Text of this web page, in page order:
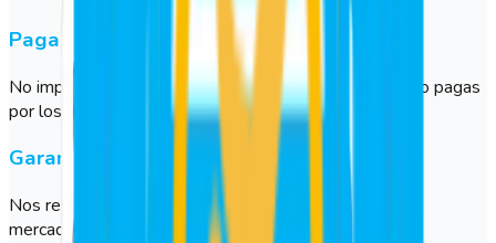
Paga sólo por lo que usas
No importa si tienes 10, 100 o 1,000 empleados; solo pagas
por los usuarios activos en el sistema.
Garantizamos tu seguridad
Nos respalda Microsoft Azure, la nube más fiable del
mercado, para proteger tu información.